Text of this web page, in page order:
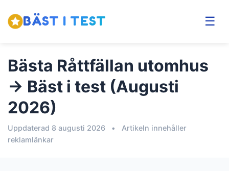
BÄST I TEST ☰
Bästa Råttfällan utomhus
→ Bäst i test (Augusti
2026)
Uppdaterad 8 augusti 2026 •
Artikeln innehåller
reklamlänkar